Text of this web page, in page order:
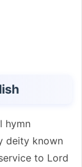
hymn
deity known
to Lord